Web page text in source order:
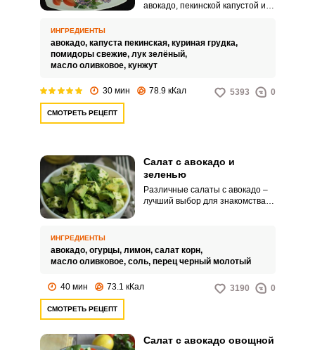
авокадо, пекинской капустой и
несложно найти в любом
супермаркете. Блюдо
получается довольно сытным и
поэтому подходит как для
перекуса, так и для легкого
ИНГРЕДИЕНТЫ
авокадо, капуста пекинская, куриная грудка,
помидоры свежие, лук зелёный,
масло оливковое, кунжут
30 мин 78.9 кКал 5393 0
СМОТРЕТЬ РЕЦЕПТ
Салат с авокадо и
зеленью
Различные салаты с авокадо –
лучший выбор для знакомства с
помогающий сохранить вкус и
цвет блюда, и много сочных и
хрустящих листьев салата корн.
ИНГРЕДИЕНТЫ
авокадо, огурцы, лимон, салат корн,
масло оливковое, соль, перец черный молотый
40 мин 73.1 кКал 3190 0
СМОТРЕТЬ РЕЦЕПТ
Салат с авокадо овощной